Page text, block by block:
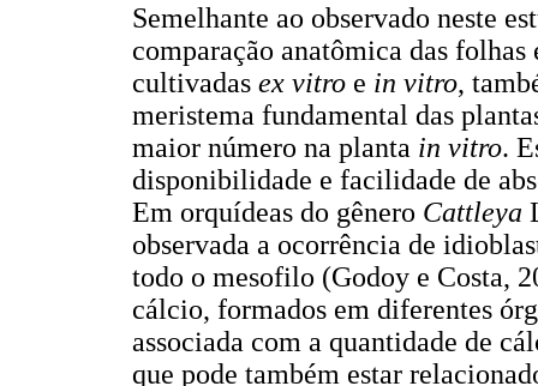
Semelhante ao observado neste
comparação anatômica das folhas
cultivadas ex vitro e in vitro,
meristema fundamental das
maior número na planta in vitro.
disponibilidade e facilidade de
Em orquídeas do gênero Cattleya
observada a ocorrência de
todo o mesofilo (Godoy e Costa,
cálcio, formados em diferentes
associada com a quantidade de
que pode também estar